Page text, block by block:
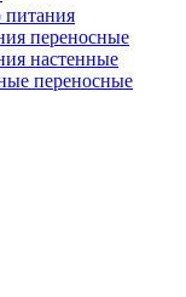
питания
переносные
настенные
переносные